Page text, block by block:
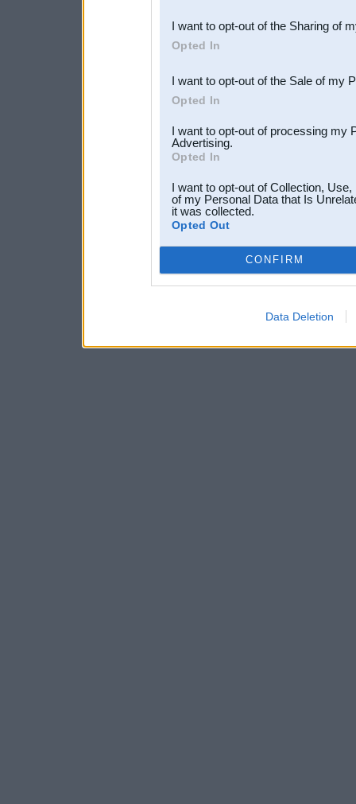
Downstream Participants
third parties.
I want to opt-out of the Sharing of
Opted In
I want to opt-out of the Sale of my
Opted In
I want to opt-out of processing my
Advertising.
Opted In
I want to opt-out of Collection,
of my Personal Data that Is
it was collected.
Opted Out
CONFIRM
Data Deletion